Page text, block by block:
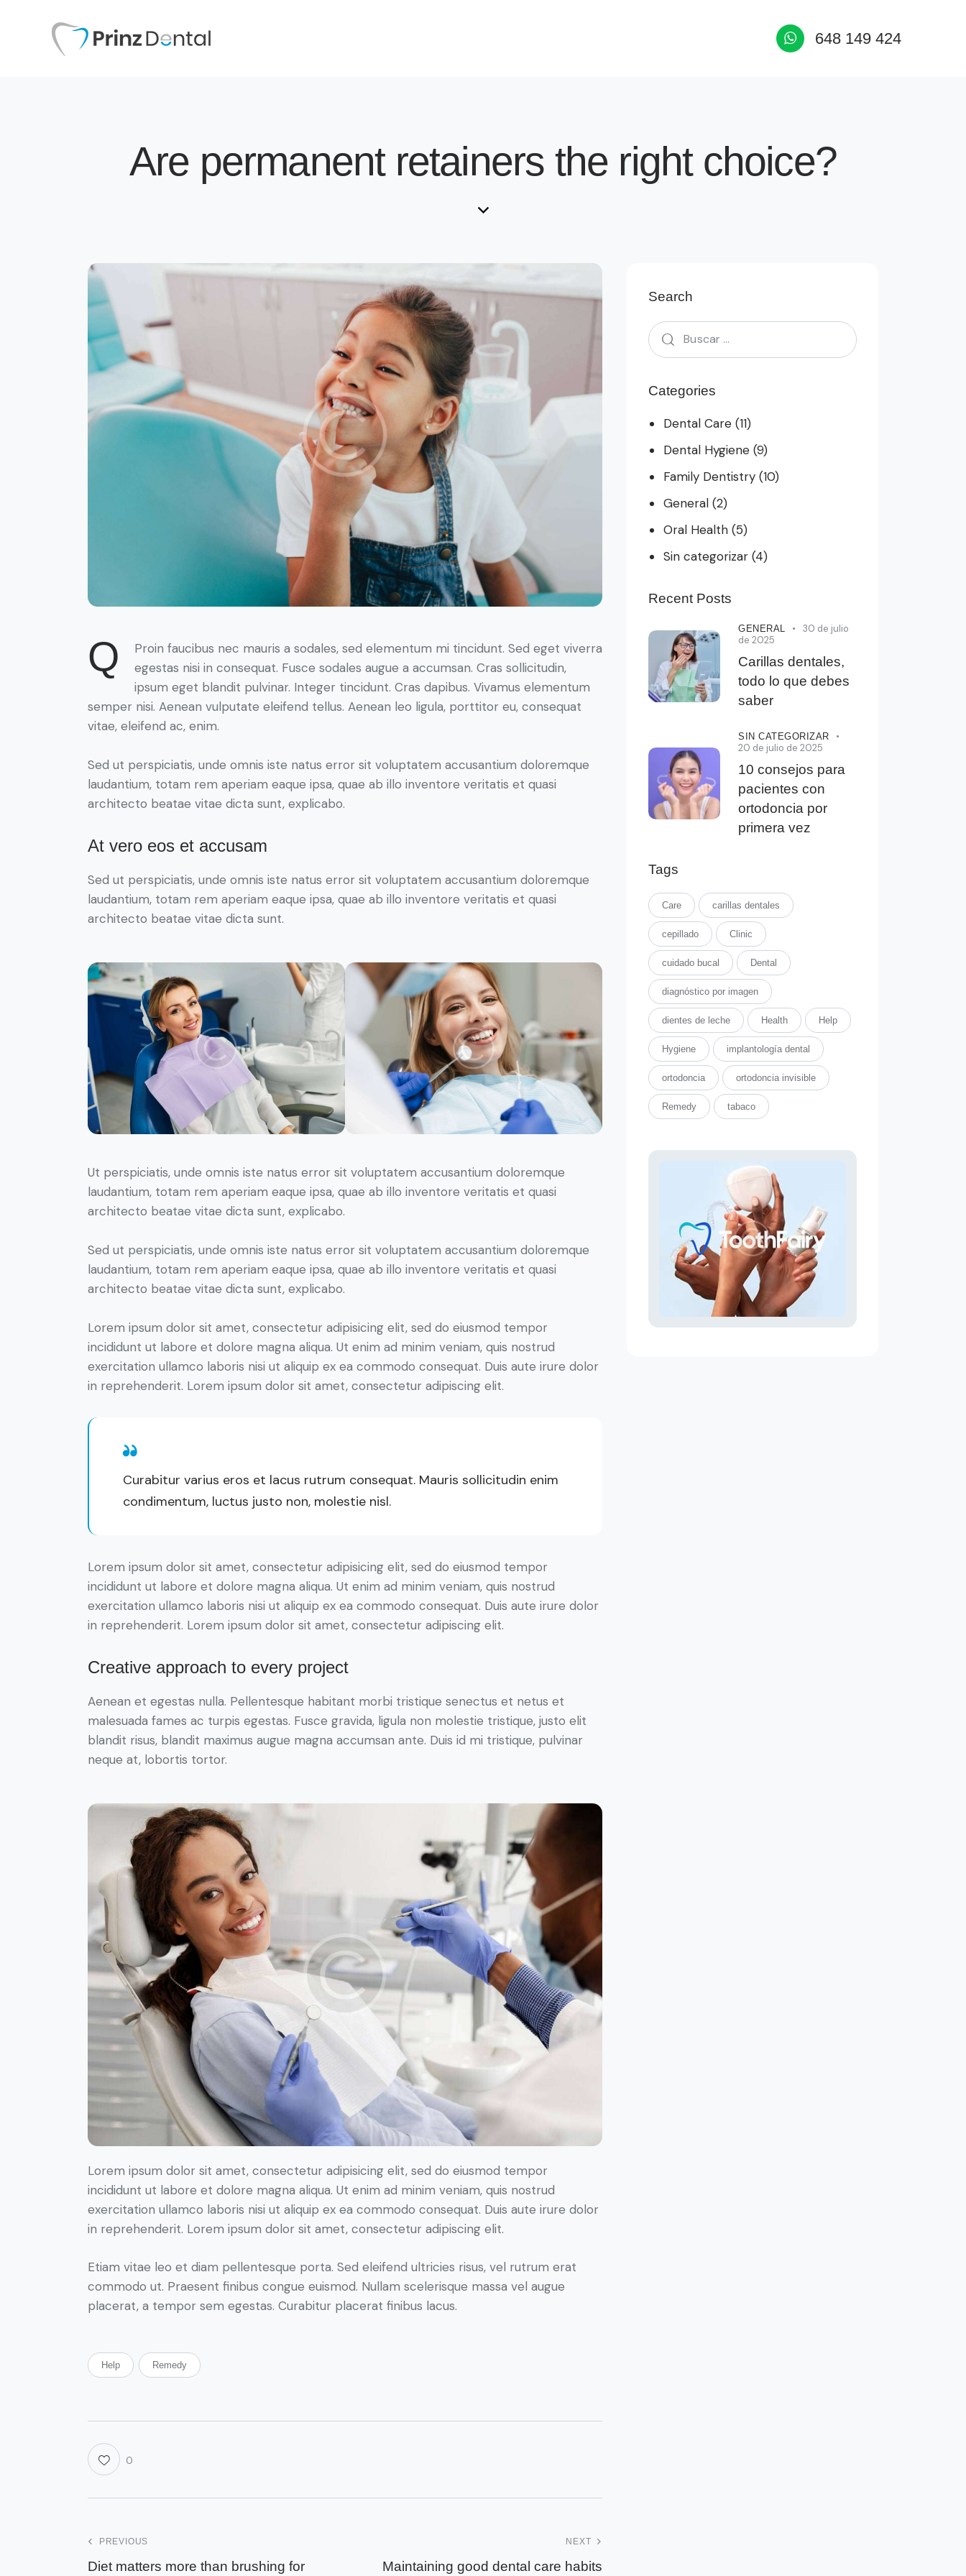
648 149 424
Are permanent retainers the right choice?
Q
Proin faucibus nec mauris a sodales, sed elementum mi tincidunt. Sed eget viverra
egestas nisi in consequat. Fusce sodales augue a accumsan. Cras sollicitudin,
ipsum eget blandit pulvinar. Integer tincidunt. Cras dapibus. Vivamus elementum
semper nisi. Aenean vulputate eleifend tellus. Aenean leo ligula, porttitor eu, consequat
vitae, eleifend ac, enim.
Sed ut perspiciatis, unde omnis iste natus error sit voluptatem accusantium doloremque
laudantium, totam rem aperiam eaque ipsa, quae ab illo inventore veritatis et quasi
architecto beatae vitae dicta sunt, explicabo.
At vero eos et accusam
Sed ut perspiciatis, unde omnis iste natus error sit voluptatem accusantium doloremque
laudantium, totam rem aperiam eaque ipsa, quae ab illo inventore veritatis et quasi
architecto beatae vitae dicta sunt.
Ut perspiciatis, unde omnis iste natus error sit voluptatem accusantium doloremque
laudantium, totam rem aperiam eaque ipsa, quae ab illo inventore veritatis et quasi
architecto beatae vitae dicta sunt, explicabo.
Sed ut perspiciatis, unde omnis iste natus error sit voluptatem accusantium doloremque
laudantium, totam rem aperiam eaque ipsa, quae ab illo inventore veritatis et quasi
architecto beatae vitae dicta sunt, explicabo.
Lorem ipsum dolor sit amet, consectetur adipisicing elit, sed do eiusmod tempor
incididunt ut labore et dolore magna aliqua. Ut enim ad minim veniam, quis nostrud
exercitation ullamco laboris nisi ut aliquip ex ea commodo consequat. Duis aute irure dolor
in reprehenderit. Lorem ipsum dolor sit amet, consectetur adipiscing elit.
Curabitur varius eros et lacus rutrum consequat. Mauris sollicitudin enim
condimentum, luctus justo non, molestie nisl.
Lorem ipsum dolor sit amet, consectetur adipisicing elit, sed do eiusmod tempor
incididunt ut labore et dolore magna aliqua. Ut enim ad minim veniam, quis nostrud
exercitation ullamco laboris nisi ut aliquip ex ea commodo consequat. Duis aute irure dolor
in reprehenderit. Lorem ipsum dolor sit amet, consectetur adipiscing elit.
Creative approach to every project
Aenean et egestas nulla. Pellentesque habitant morbi tristique senectus et netus et
malesuada fames ac turpis egestas. Fusce gravida, ligula non molestie tristique, justo elit
blandit risus, blandit maximus augue magna accumsan ante. Duis id mi tristique, pulvinar
neque at, lobortis tortor.
Lorem ipsum dolor sit amet, consectetur adipisicing elit, sed do eiusmod tempor
incididunt ut labore et dolore magna aliqua. Ut enim ad minim veniam, quis nostrud
exercitation ullamco laboris nisi ut aliquip ex ea commodo consequat. Duis aute irure dolor
in reprehenderit. Lorem ipsum dolor sit amet, consectetur adipiscing elit.
Etiam vitae leo et diam pellentesque porta. Sed eleifend ultricies risus, vel rutrum erat
commodo ut. Praesent finibus congue euismod. Nullam scelerisque massa vel augue
placerat, a tempor sem egestas. Curabitur placerat finibus lacus.
Help Remedy
0
PREVIOUS
Diet matters more than brushing for
NEXT
Maintaining good dental care habits
Search
Categories
Dental Care(11)
Dental Hygiene(9)
Family Dentistry(10)
General(2)
Oral Health(5)
Sin categorizar(4)
Recent Posts
GENERAL
30 de julio
de 2025
Carillas dentales,
todo lo que debes
saber
SIN CATEGORIZAR
20 de julio de 2025
10 consejos para
pacientes con
ortodoncia por
primera vez
Tags
Care carillas dentales
cepillado Clinic
cuidado bucal Dental
diagnóstico por imagen
dientes de leche Health Help
Hygiene implantología dental
ortodoncia ortodoncia invisible
Remedy tabaco